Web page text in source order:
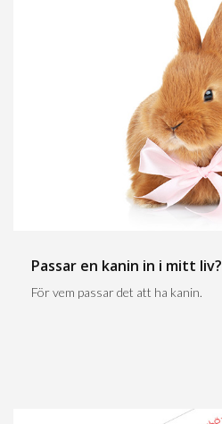
Passar en kanin in i mitt liv?
För vem passar det att ha kanin.